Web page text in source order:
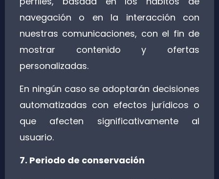
navegación o en la interacción con
nuestras comunicaciones, con el fin de
mostrar contenido y ofertas
personalizadas.
En ningún caso se adoptarán decisiones
automatizadas con efectos jurídicos o
que afecten significativamente al
usuario.
7. Periodo de conservación